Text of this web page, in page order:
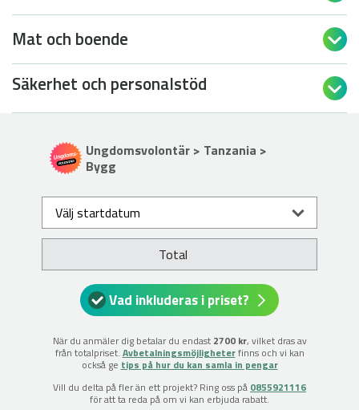
Mat och boende 
Säkerhet och personalstöd 
Ungdomsvolontär > Tanzania >
Bygg
Välj startdatum
Total
Vad inkluderas i priset?
När du anmäler dig betalar du endast 2700 kr, vilket dras av
från totalpriset. Avbetalningsmöjligheterfinns och vi kan
också ge tips på hur du kan samla in pengar
Vill du delta på fler än ett projekt? Ring oss på 0855921116
för att ta reda på om vi kan erbjuda rabatt.